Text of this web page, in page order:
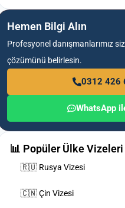
Hemen Bilgi Alın
Profesyonel danışmanlarımız
çözümünü belirlesin.
0312 426
WhatsApp
📊 Popüler Ülke Vizeleri
🇷🇺 Rusya Vizesi
🇨🇳 Çin Vizesi